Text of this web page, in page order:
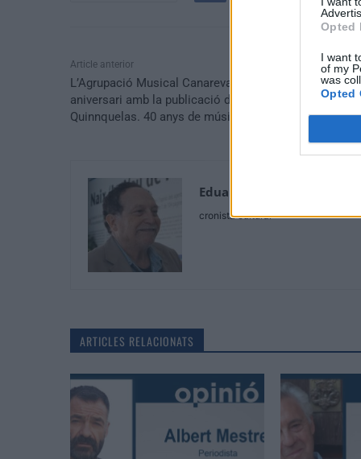
Opted
I want
of my
was
Opted
Article anterior
L’Agrupació Musical Canareva celebra el seu 40è
aniversari amb la publicació d’un llibre «80 anys de
Quinnquelas. 40 anys de música.
Eduardo Sanchez
cronista cultural
ARTICLES RELACIONATS